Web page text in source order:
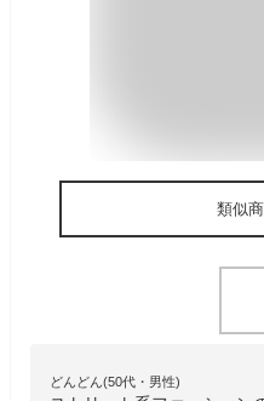
類似
どんどん(50代・男性)